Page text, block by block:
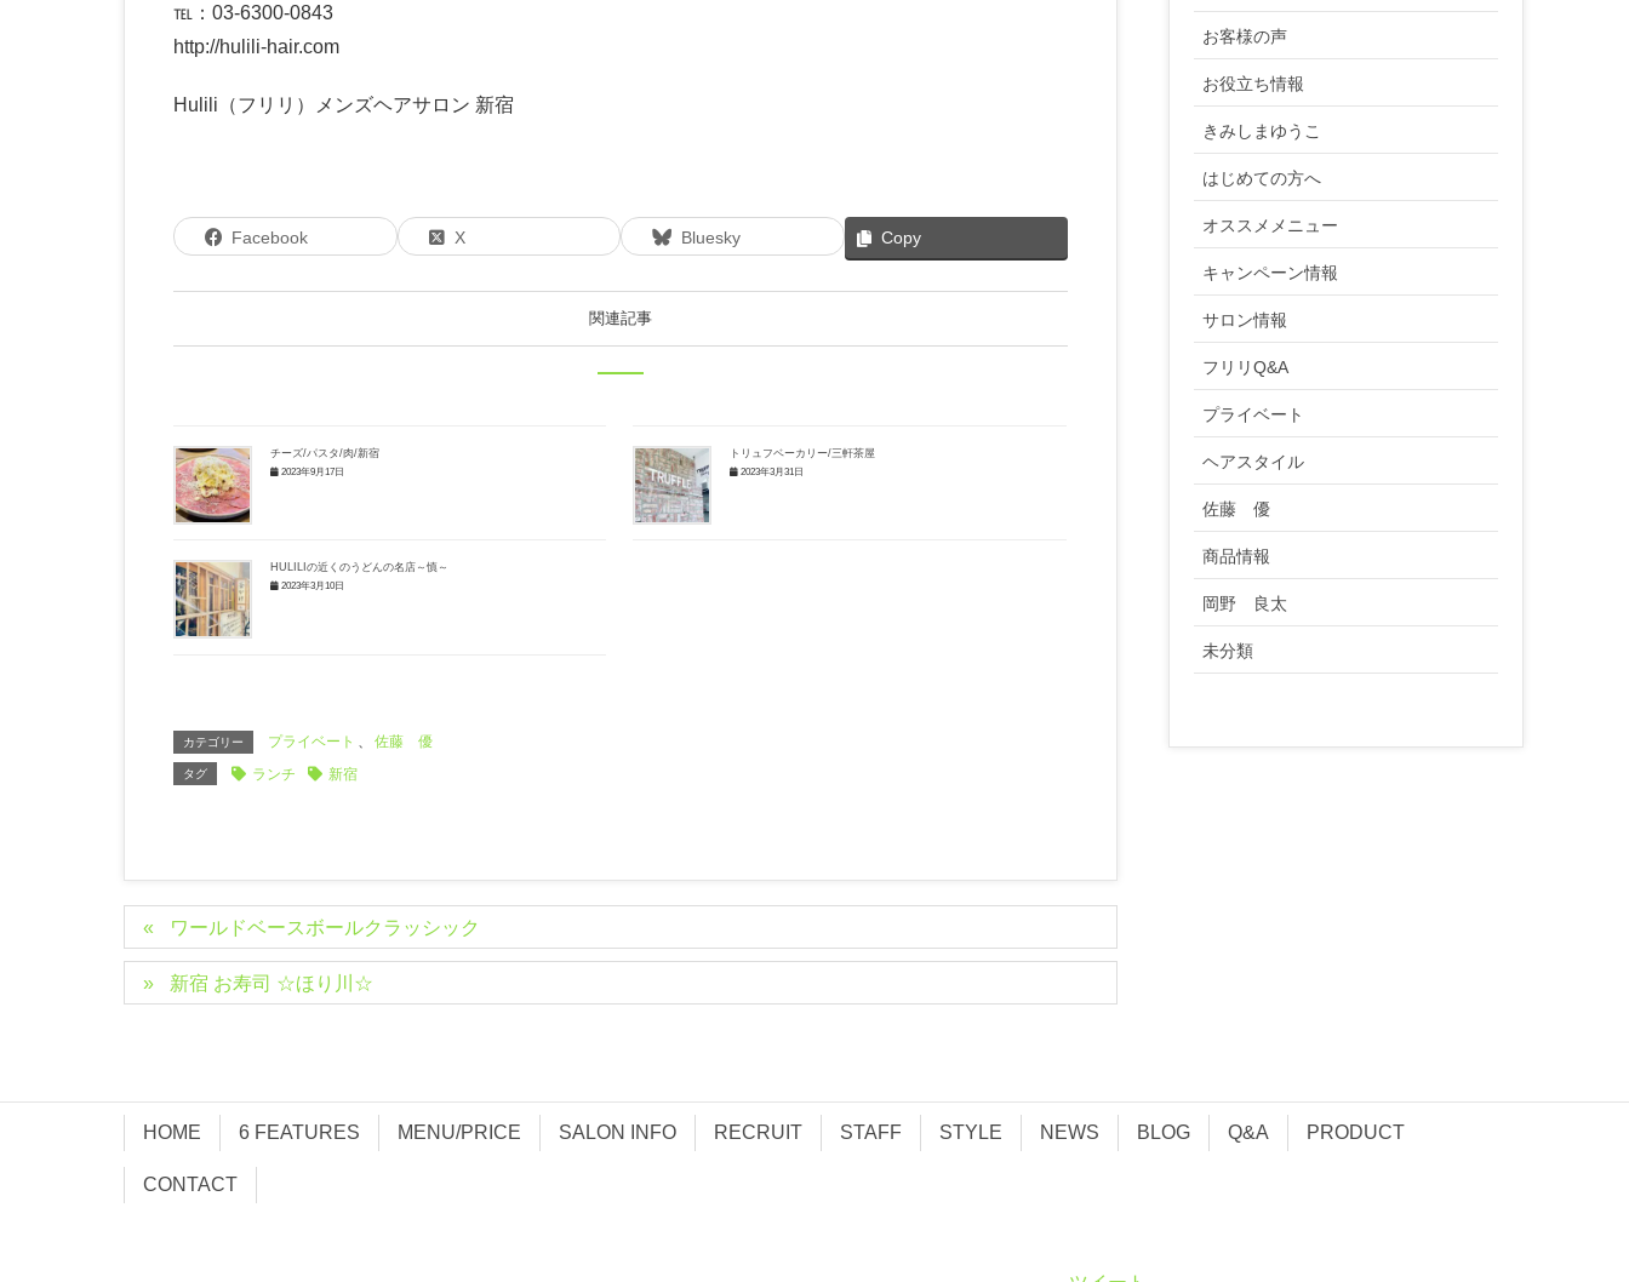
℡：03-6300-0843
http://hulili-hair.com
Hulili（フリリ）メンズヘアサロン 新宿
Facebook X Bluesky Copy
関連記事
チーズ/パスタ/肉/新宿
2023年9月17日
トリュフベーカリー/三軒茶屋
2023年3月31日
HULILIの近くのうどんの名店～慎～
2023年3月10日
カテゴリー プライベート 、 佐藤 優
タグ ランチ 新宿
ワールドベースボールクラッシック
新宿 お寿司 ☆ほり川☆
お客様の声
お役立ち情報
きみしまゆうこ
はじめての方へ
オススメメニュー
キャンペーン情報
サロン情報
フリリQ&A
プライベート
ヘアスタイル
佐藤 優
商品情報
岡野 良太
未分類
HOME 6 FEATURES MENU/PRICE SALON INFO RECRUIT STAFF STYLE NEWS BLOG Q&A PRODUCT
CONTACT